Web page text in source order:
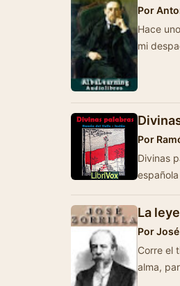
Por
Hace
mi
Por
Divinas
La
Por
Corre el
alma,